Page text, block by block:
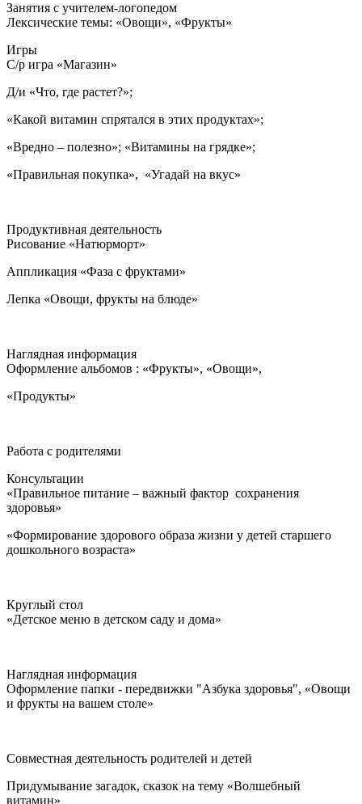
Занятия с учителем-логопедом
Лексические темы: «Овощи», «Фрукты»
Игры
С/р игра «Магазин»
Д/и «Что, где растет?»;
«Какой витамин спрятался в этих продуктах»;
«Вредно – полезно»; «Витамины на грядке»;
«Правильная покупка», «Угадай на вкус»
Продуктивная деятельность
Рисование «Натюрморт»
Аппликация «Фаза с фруктами»
Лепка «Овощи, фрукты на блюде»
Наглядная информация
Оформление альбомов : «Фрукты», «Овощи»,
«Продукты»
Работа с родителями
Консультации
«Правильное питание – важный фактор сохранения
здоровья»
«Формирование здорового образа жизни у детей старшего
дошкольного возраста»
Круглый стол
«Детское меню в детском саду и дома»
Наглядная информация
Оформление папки - передвижки "Азбука здоровья", «Овощи
и фрукты на вашем столе»
Совместная деятельность родителей и детей
Придумывание загадок, сказок на тему «Волшебный
витамин»